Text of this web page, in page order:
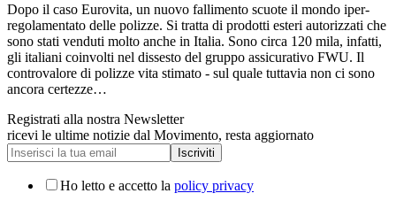
Dopo il caso Eurovita, un nuovo fallimento scuote il mondo iper-
regolamentato delle polizze. Si tratta di prodotti esteri autorizzati che
sono stati venduti molto anche in Italia. Sono circa 120 mila, infatti,
gli italiani coinvolti nel dissesto del gruppo assicurativo FWU. Il
controvalore di polizze vita stimato - sul quale tuttavia non ci sono
ancora certezze…
Registrati alla nostra Newsletter
ricevi le ultime notizie dal Movimento, resta aggiornato
Ho letto e accetto la policy privacy